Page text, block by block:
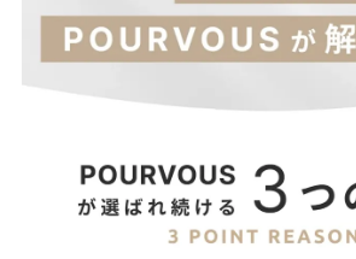
―― POURVOUS ――
フランス語で「あなたのために」を
意味するPOURVOUSは、
上品でお洒落なファッションを提案し、
新作情報や着用動画など
お得な情報は
Instagram公式アカウントからチェック！
L
39 104 114
当店のサイズガイドはこちら→】
【当店のサイズガイドはこちら→】